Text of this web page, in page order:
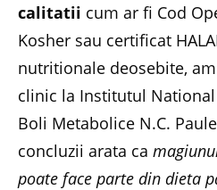
calitatii cum ar fi Cod
Kosher sau certificat
nutritionale deosebite,
clinic la Institutul
Boli Metabolice N.C.
concluzii arata ca
poate face parte din dieta